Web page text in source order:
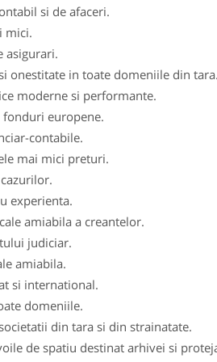
si de afaceri.
mici.
asigurari.
onestitate in toate domeniile din tara.
moderne si performante.
europene.
contabile.
mai mici preturi.
experienta.
amiabila a creantelor.
judiciar.
amiabila.
si international.
domeniile.
din tara si din strainatate.
de spatiu destinat arhivei si